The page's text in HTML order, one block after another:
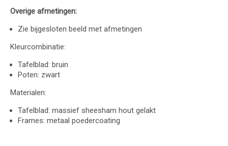
Overige afmetingen:
Zie bijgesloten beeld met afmetingen
Kleurcombinatie:
Tafelblad: bruin
Poten: zwart
Materialen:
Tafelblad: massief sheesham hout gelakt
Frames: metaal poedercoating